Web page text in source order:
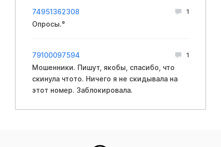
74951362308 1
Опросы.°
79100097594 1
Мошенники. Пишут, якобы, спасибо, что
скинула чтото. Ничего я не скидывала на
этот номер. Заблокировала.